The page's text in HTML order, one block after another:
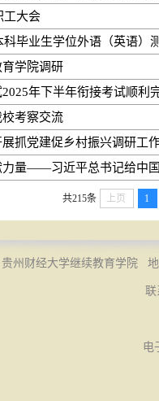
工大会
毕业生学位外语（英语）
学院调研
年下半年衔接考试顺利
考察交流
抓党建促乡村振兴调研工
量——习近平总书记给中
共215条 上页 1
贵州财经大学继续教育学院
联
电